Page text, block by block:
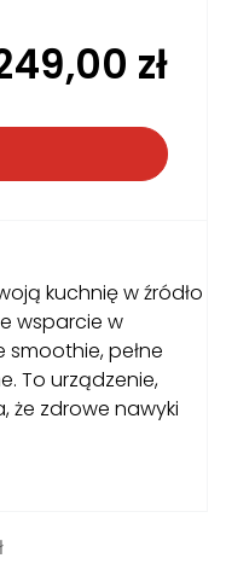
zł
kuchnię w źródło
wsparcie w
pełne
To urządzenie,
że zdrowe nawyki